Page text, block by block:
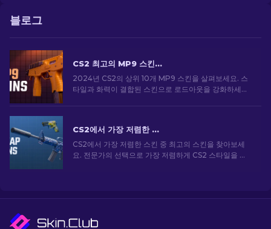
블로그
CS2 최고의 MP9 스킨: 에디터의 선택 [2026]
2024년 CS2의 상위 10개 MP9 스킨을 살펴보세요. 스
타일과 화력이 결합된 스킨으로 로드아웃을 강화하세요.
CS2에서 가장 저렴한 스킨 [2026]
CS2에서 가장 저렴한 스킨 중 최고의 스킨을 찾아보세
요. 전문가의 선택으로 가장 저렴하게 CS2 스타일을 업